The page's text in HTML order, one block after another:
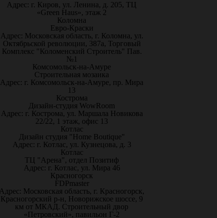
Адрес: г. Киров, ул. Ленина, д. 205, ТЦ
«Green Haus», этаж 2
Коломна
Евро-Краски
Адрес: Московская область, г. Коломна, ул.
Октябрьской революции, 387а, Торговый
Комплекс "Коломенский Строитель" Пав.
№1
Комсомольск-на-Амуре
Строительная мозаика
Адрес: г. Комсомольск-на-Амуре, пр. Мира
13
Кострома
Дизайн-студия WowRoom
Адрес: г. Кострома, ул. Маршала Новикова
22/22, 1 этаж, офис 13
Котлас
Дизайн студия "Home Boutique"
Адрес: г. Котлас, ул. Кузнецова, д. 3
Котлас
ТЦ "Арена", отдел Позитиф
Адрес: г. Котлас, ул. Мира 46
Красногорск
FDPmaster
Московская область, г. Красногорск,
Красногорский р-н, Новорижское шоссе, 9
км от МКАД. Строительный двор
«Петровский», павильон Г-2